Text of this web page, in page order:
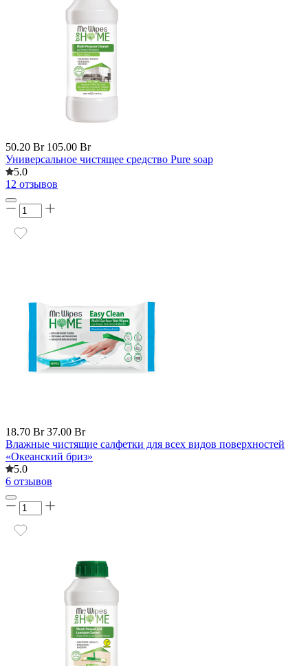
50.20 Br 105.00 Br
Универсальное чистящее средство Pure soap
5.0
12 отзывов
18.70 Br 37.00 Br
Влажные чистящие салфетки для всех видов поверхностей
«Океанский бриз»
5.0
6 отзывов